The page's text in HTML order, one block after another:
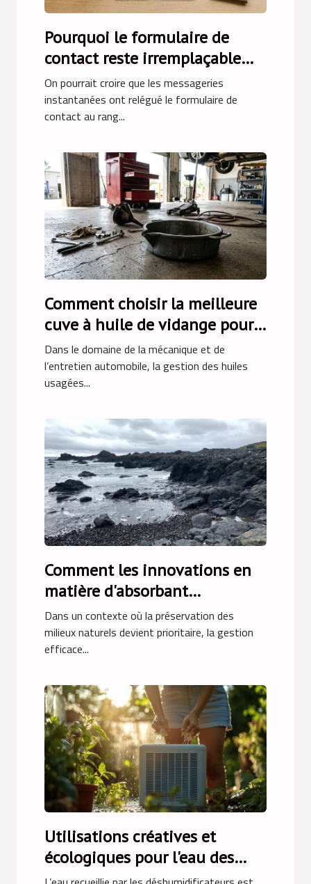
Pourquoi le formulaire de
contact reste irremplaçable
face aux messageries
instantanées
On pourrait croire que les messageries
instantanées ont relégué le formulaire de
contact au rang...
Comment choisir la meilleure
cuve à huile de vidange pour
votre atelier ?
Dans le domaine de la mécanique et de
l’entretien automobile, la gestion des huiles
usagées...
Comment les innovations en
matière d'absorbant
hydrocarbures améliorent-
elles la gestion
environnementale ?
Dans un contexte où la préservation des
milieux naturels devient prioritaire, la gestion
efficace...
Utilisations créatives et
écologiques pour l'eau des
déshumidificateurs